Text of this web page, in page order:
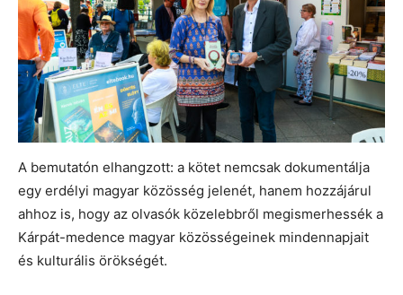
A bemutatón elhangzott: a kötet nemcsak dokumentálja
egy erdélyi magyar közösség jelenét, hanem hozzájárul
ahhoz is, hogy az olvasók közelebbről megismerhessék a
Kárpát-medence magyar közösségeinek mindennapjait
és kulturális örökségét.